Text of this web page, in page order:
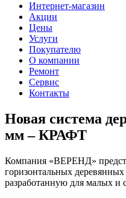
Интернет-магазин
Акции
Цены
Услуги
Покупателю
О компании
Ремонт
Сервис
Контакты
Новая система
мм – КРАФТ
Компания «ВЕРЕНД»
горизонтальных
разработанную для малых и